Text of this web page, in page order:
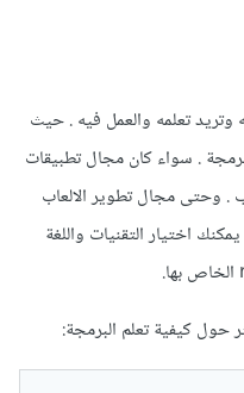
تعلمه والعمل فيه . حيث
. سواء كان مجال تطبيقات
. وحتى مجال تطوير الالعاب
اختيار التقنيات واللغة
حول كيفية تعلم البرمجة: